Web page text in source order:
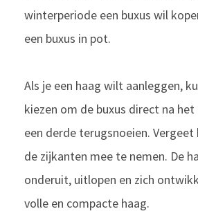
winterperiode een buxus wil
een buxus in pot.
Als je een haag wilt aanleggen,
kiezen om de buxus direct na
een derde terugsnoeien.
de zijkanten mee te nemen. De
onderuit, uitlopen en zich
volle en compacte haag.